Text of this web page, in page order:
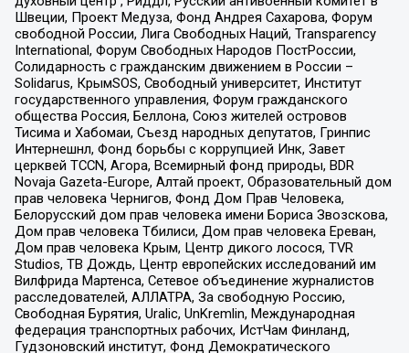
Швеции, Проект Медуза, Фонд Андрея Сахарова, Форум
свободной России, Лига Свободных Наций, Transparеncy
International, Форум Свободных Народов ПостРоссии,
Солидарность с гражданским движением в России –
Solidarus, КрымSOS, Свободный университет, Институт
государственного управления, Форум гражданского
общества Россия, Беллона, Союз жителей островов
Тисима и Хабомаи, Съезд народных депутатов, Гринпис
Интернешнл, Фонд борьбы с коррупцией Инк, Завет
церквей TCCN, Агора, Всемирный фонд природы, BDR
Novaja Gazeta-Europe, Алтай проект, Образовательный дом
прав человека Чернигов, Фонд Дом Прав Человека,
Белорусский дом прав человека имени Бориса Звозскова,
Дом прав человека Тбилиси, Дом прав человека Ереван,
Дом прав человека Крым, Центр дикого лосося, TVR
Studios, ТВ Дождь, Центр европейских исследований им
Вилфрида Мартенса, Сетевое объединение журналистов
расследователей, АЛЛАТРА, За свободную Россию,
Свободная Бурятия, Uralic, UnKremlin, Международная
федерация транспортных рабочих, ИстЧам Финланд,
Гудзоновский институт, Фонд Демократического